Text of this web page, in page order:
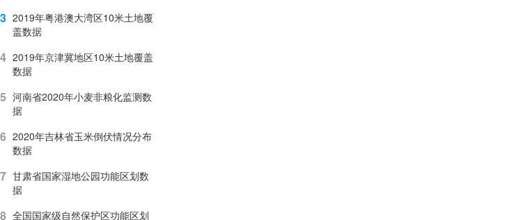
3 2019年粤港澳大湾区10米土地覆
盖数据
4 2019年京津冀地区10米土地覆盖
数据
5 河南省2020年小麦非粮化监测数
据
6 2020年吉林省玉米倒伏情况分布
数据
7 甘肃省国家湿地公园功能区划数
据
8 全国国家级自然保护区功能区划